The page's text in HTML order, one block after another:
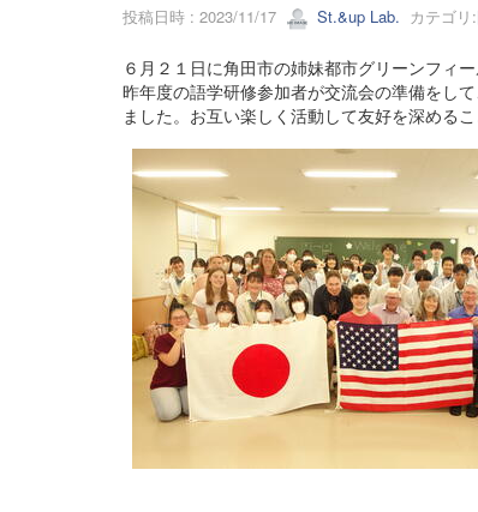
投稿日時 : 2023/11/17 St.&up Lab. カテゴリ:
６月２１日に角田市の姉妹都市グリーンフィ
昨年度の語学研修参加者が交流会の準備をし
ました。お互い楽しく活動して友好を深めるこ